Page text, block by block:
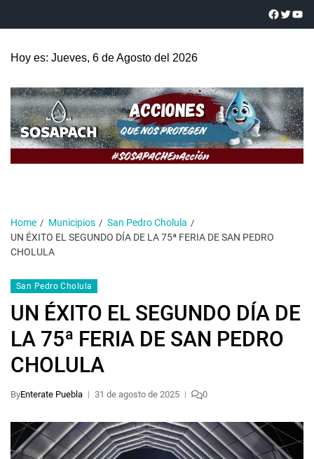
Hoy es: Jueves, 6 de Agosto del 2026
Home Municipios
San Pedro Cholula
UN ÉXITO EL SEGUNDO DÍA DE LA 75ª FERIA DE SAN PEDRO
CHOLULA
San Pedro Cholula
UN ÉXITO EL SEGUNDO DÍA DE
LA 75ª FERIA DE SAN PEDRO
CHOLULA
ByEnterate Puebla 31 de agosto de 2025 0